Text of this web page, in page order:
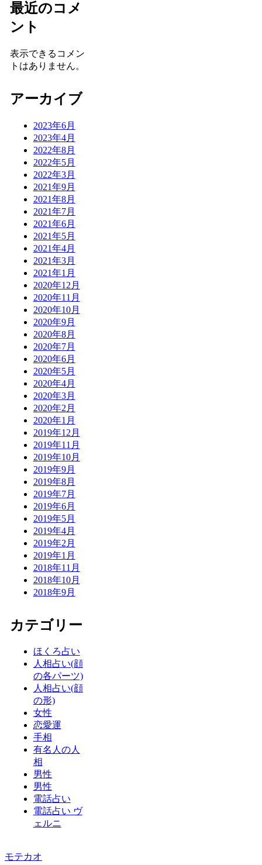
最近のコメ
ント
表示できるコメン
トはありません。
アーカイブ
2023年6月
2023年4月
2022年8月
2022年5月
2022年3月
2021年9月
2021年8月
2021年7月
2021年6月
2021年5月
2021年4月
2021年3月
2021年1月
2020年12月
2020年11月
2020年10月
2020年9月
2020年8月
2020年7月
2020年6月
2020年5月
2020年4月
2020年3月
2020年2月
2020年1月
2019年12月
2019年11月
2019年10月
2019年9月
2019年8月
2019年7月
2019年6月
2019年5月
2019年4月
2019年2月
2019年1月
2018年11月
2018年10月
2018年9月
カテゴリー
ほくろ占い
人相占い(顔
の各パーツ)
人相占い(顔
の形)
女性
恋愛運
手相
有名人の人
相
男性
男性
電話占い
電話占い ヴ
ェルニ
モテカオ